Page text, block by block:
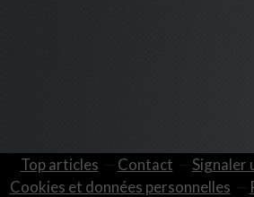
Top articles Contact Signaler
Cookies et données personnelles